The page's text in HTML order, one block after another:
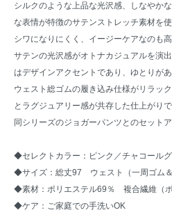
シルクのような上品な光沢感、しなやか
な表情が特徴のサテンストレッチ素材を
シワになりにくく、イージーケアなのも高
サテンの光沢感がオトナカジュアルを演
はデザインアクセントであり、ゆとりが
ウェスト総ゴムの履き込み仕様がリラッ
とラグジュアリー感が共存した仕上がり
同シリーズのジョガーパンツとのセット
◆セレクトカラー：ピンク／チャコール
◆サイズ：総丈97 ウェスト（一周ゴ
◆素材：ポリエステル69％ 複合繊維（
◆ケア：ご家庭での手洗いOK